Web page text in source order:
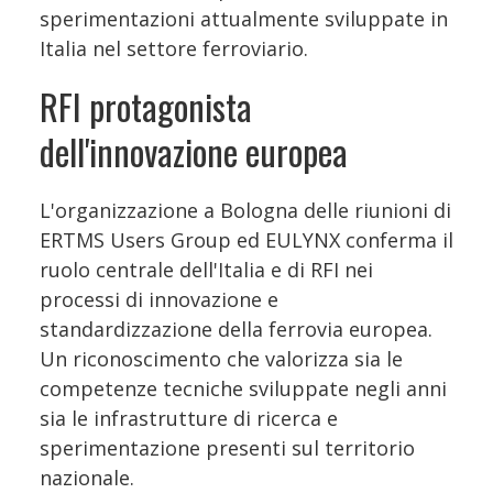
sperimentazioni attualmente sviluppate in
Italia nel settore ferroviario.
RFI protagonista
dell'innovazione europea
L'organizzazione a Bologna delle riunioni di
ERTMS Users Group ed EULYNX conferma il
ruolo centrale dell'Italia e di RFI nei
processi di innovazione e
standardizzazione della ferrovia europea.
Un riconoscimento che valorizza sia le
competenze tecniche sviluppate negli anni
sia le infrastrutture di ricerca e
sperimentazione presenti sul territorio
nazionale.